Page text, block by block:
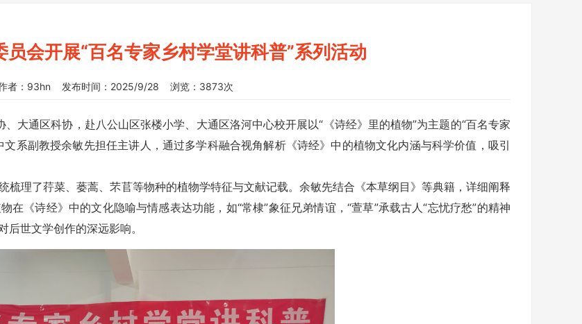
员会开展“百名专家乡村学堂讲科普”系列活动
者：93hn 发布时间：2025/9/28 浏览：3873次
大通区科协，赴八公山区张楼小学、大通区洛河中心校开展以“《诗经》里的植物”为主题的“百名专家
系副教授余敏先担任主讲人，通过多学科融合视角解析《诗经》中的植物文化内涵与科学价值，吸引
梳理了荇菜、蒌蒿、芣苢等物种的植物学特征与文献记载。余敏先结合《本草纲目》等典籍，详细阐释
《诗经》中的文化隐喻与情感表达功能，如“常棣”象征兄弟情谊，“萱草”承载古人“忘忧疗愁”的精神
世文学创作的深远影响。